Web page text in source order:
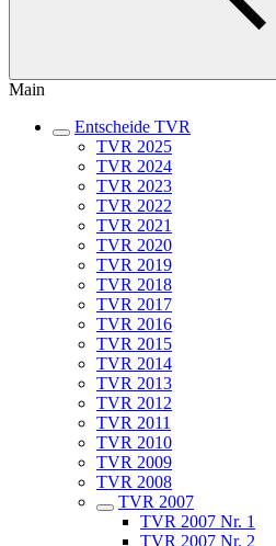
Main
Entscheide TVR
TVR 2025
TVR 2024
TVR 2023
TVR 2022
TVR 2021
TVR 2020
TVR 2019
TVR 2018
TVR 2017
TVR 2016
TVR 2015
TVR 2014
TVR 2013
TVR 2012
TVR 2011
TVR 2010
TVR 2009
TVR 2008
TVR 2007
TVR 2007 Nr. 1
TVR 2007 Nr. 2